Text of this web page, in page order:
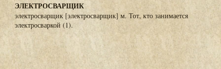
ЭЛЕКТРОСВАРЩИК
электросварщик [электросварщик] м. Тот, кто занимается
электросваркой (1).